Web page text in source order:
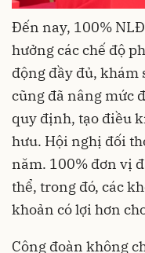
Đến nay, 100%
hưởng các chế độ
động đầy đủ, khám
cũng đã nâng mức
quy định, tạo điều
hưu. Hội nghị đối
năm. 100% đơn vị
thể, trong đó, các
khoản có lợi hơn
Công đoàn không